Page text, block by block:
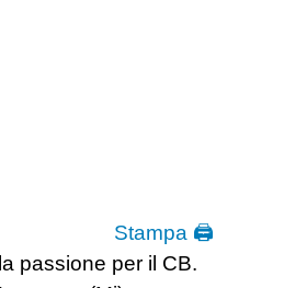
Stampa 🖨
passione per il CB.